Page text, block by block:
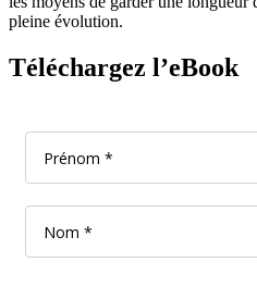
pleine évolution.
Téléchargez l’eBook